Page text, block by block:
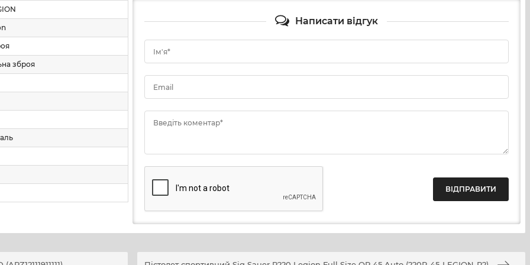
комбінацію металевої міцності з ергономічними інноваціями, що задовольняють вимоги
зброя
Написати відгук
Ім'я*
Email
Введіть коментар*